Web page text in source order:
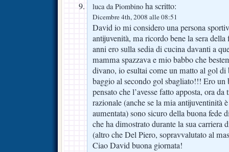
luca da Piombino ha scritto:
Dicembre 4th, 2008 alle 08:51
David io mi considero una persona
antijuvenità, ma ricordo bene la sera
anni ero sulla sedia di cucina davanti a
mamma spazzava e mio babbo che
divano, io esultai come un matto al gol di
baggio al secondo gol sbagliato!!! Ero un
pensato che l’avesse fatto apposta, ora da
razionale (anche se la mia antijuventinità
aumentata) sono sicuro della buona fede
che ha dimostrato durante la sua carriera
(altro che Del Piero, sopravvalutato al
Ciao David buona giornata!